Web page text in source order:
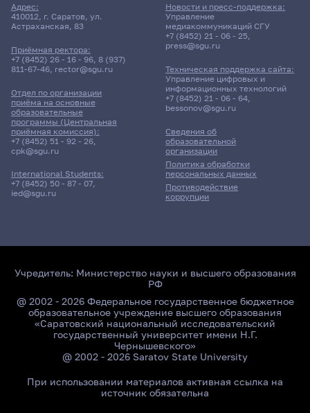
Адрес:
410012, г. Саратов, ул.
Астраханская, 83
Приёмная ректора:
+7 (8452) 26 - 16 - 96, 8 (937)
811-67-46, rector@sgu.ru
Отдел по организации
приёма на основные
образовательные
программы (Центральная
приёмная комиссия):
+7 (8452) 51 - 92 - 26,
cpk@sgu.ru
International Students:
+7 (8452) 50 - 87 - 07,
ied@sgu.ru
Сведения об
образовательной
организации
Политика обработки
персональных данных
Противодействие
коррупции
Новости и пресс-поддержка:
Управление
медиакоммуникаций СГУ
+7 (8452) 21 - 06 - 25,
press@sgu.ru
Техническая поддержка сайта:
Управление цифровых и
информационных технологий
+7 (8452) 21 - 06 - 64,
bessonov@sgu.ru
Учредитель: Министерство науки и высшего образования
РФ
@ 2002 - 2026 Федеральное государственное бюджетное
образовательное учреждение высшего образования
«Саратовский национальный исследовательский
государственный университет имени Н.Г.
Чернышевского»
@ 2002 - 2026 Saratov State University
При использовании материалов активная ссылка на
источник обязательна